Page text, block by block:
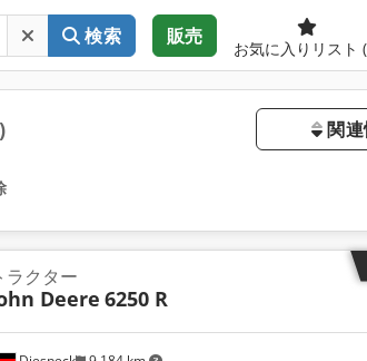
検索 販売
お気に入りリスト
関
ラクター
Deere 6250 R